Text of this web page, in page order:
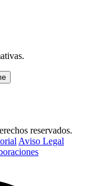
reservados.
Aviso Legal